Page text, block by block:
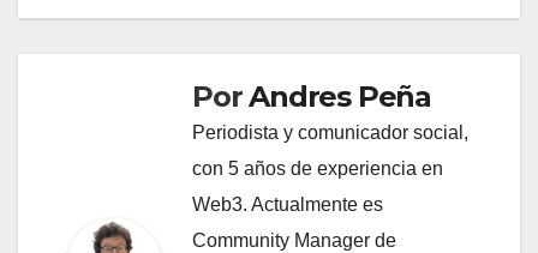
PorAndres Peña
Periodista y comunicador social,
con 5 años de experiencia en
Web3. Actualmente es
Community Manager de